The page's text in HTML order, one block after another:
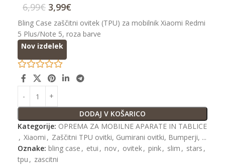
6,99€ 3,99€
Bling Case zaščitni ovitek (TPU) za mobilnik Xiaomi Redmi
5 Plus/Note 5, roza barve
DODAJ V KOŠARICO
Nov izdelek
Kategorije: OPREMA ZA MOBILNE APARATE IN TABLICE
, Xiaomi , Zaščitni TPU ovitki, Gumirani ovitki, Bumperji, ...
Oznake: bling case , etui , nov, ovitek, pink, slim , stars ,
tpu , zascitni